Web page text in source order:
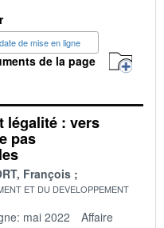
date de mise en ligne
de la page
légalité : vers
pas
François
ET DU DEVELOPPEMENT
mai 2022
Affaire